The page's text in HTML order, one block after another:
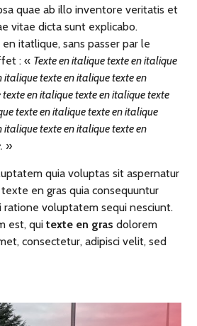
quae ab illo inventore veritatis et
vitae dicta sunt explicabo.
itatlique, sans passer par le
: « Texte en italique texte en italique
italique texte en italique texte en
en italique texte en italique texte
texte en italique texte en italique
italique texte en italique texte en
»
quia voluptas sit aspernatur
en gras quia consequuntur
ratione voluptatem sequi nesciunt.
est, quitexte en gras dolorem
consectetur, adipisci velit, sed